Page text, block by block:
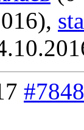
#7848